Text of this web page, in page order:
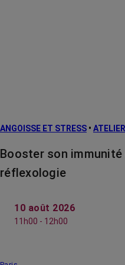
ANGOISSE ET STRESS • ATELIER
Booster son
réflexologie
10 août 2026
11h00 - 12h00